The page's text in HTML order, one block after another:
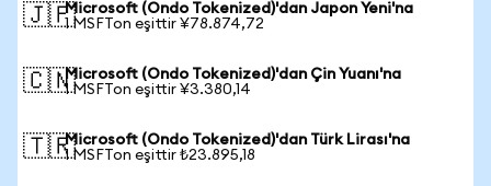
🇯🇵Microsoft (Ondo Tokenized)'dan Japon Yeni'na
1 MSFTon eşittir ¥78.874,72
🇨🇳Microsoft (Ondo Tokenized)'dan Çin Yuanı'na
1 MSFTon eşittir ¥3.380,14
🇹🇷Microsoft (Ondo Tokenized)'dan Türk Lirası'na
1 MSFTon eşittir ₺23.895,18